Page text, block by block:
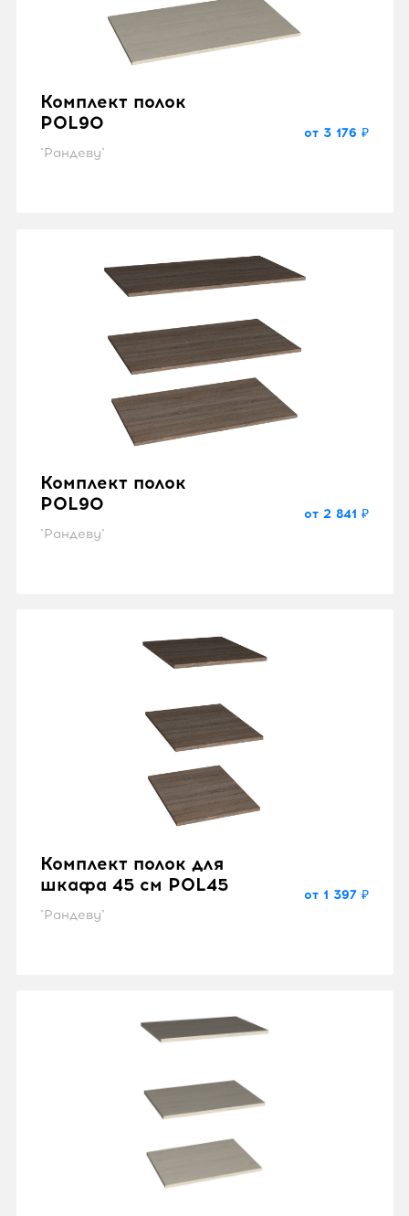
Комплект полок
POL90
"Рандеву"
от 3 176 ₽
Комплект полок
POL90
"Рандеву"
от 2 841 ₽
Комплект полок для
шкафа 45 см POL45
"Рандеву"
от 1 397 ₽